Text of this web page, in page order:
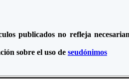
publicados no refleja
sobre el uso de seudónimos